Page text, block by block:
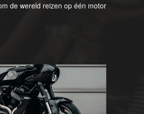
de wereld reizen op één motor